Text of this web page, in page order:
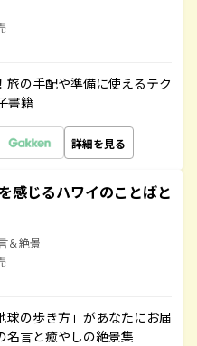
の手配や準備に使えるテク
書籍
詳細を見る
感じるハワイのことばと
＆絶景
の歩き方」があなたにお届
名言と癒やしの絶景集